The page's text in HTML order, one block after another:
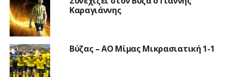
Καραγιάννης
Βύζας – ΑΟ Μίμας Μικρασιατική 1-1